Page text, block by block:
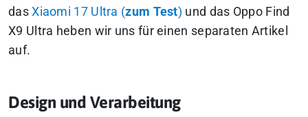
dasXiaomi 17 Ultra (zum Test) und das Oppo Find
X9 Ultra heben wir uns für einen separaten Artikel
auf.
Design und Verarbeitung